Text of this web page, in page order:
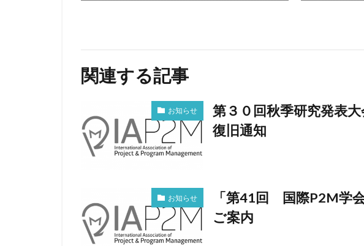
関連する記事
お知らせ
第３０回秋季研究発表
復旧通知
お知らせ
「第41回 国際P2M学
ご案内